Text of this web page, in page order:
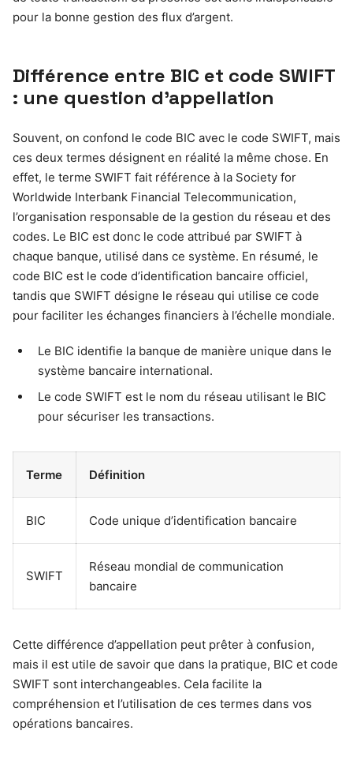
pour la bonne gestion des flux d’argent.
Différence entre BIC et code SWIFT
: une question d’appellation
Souvent, on confond le code BIC avec le code SWIFT, mais
ces deux termes désignent en réalité la même chose. En
effet, le terme SWIFT fait référence à la Society for
Worldwide Interbank Financial Telecommunication,
l’organisation responsable de la gestion du réseau et des
codes. Le BIC est donc le code attribué par SWIFT à
chaque banque, utilisé dans ce système. En résumé, le
code BIC est le code d’identification bancaire officiel,
tandis que SWIFT désigne le réseau qui utilise ce code
pour faciliter les échanges financiers à l’échelle mondiale.
Le BIC identifie la banque de manière unique dans le
système bancaire international.
Le code SWIFT est le nom du réseau utilisant le BIC
pour sécuriser les transactions.
Terme Définition
BIC Code unique d’identification bancaire
SWIFT
Réseau mondial de communication
bancaire
Cette différence d’appellation peut prêter à confusion,
mais il est utile de savoir que dans la pratique, BIC et code
SWIFT sont interchangeables. Cela facilite la
compréhension et l’utilisation de ces termes dans vos
opérations bancaires.